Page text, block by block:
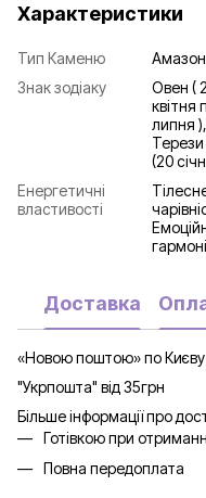
Характеристики
Тип Каменю
Знак зодіаку
Овен (
квітня
липня
(20
Енергетичні
властивості
Доставка
«Новою поштою» по Києву
"Укрпошта" від 35грн
Більше інформації про
Готівкою при
Повна передоплата